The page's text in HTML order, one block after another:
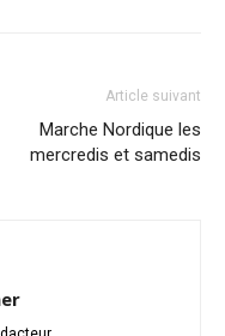
Article suivant
Marche Nordique les
mercredis et samedis